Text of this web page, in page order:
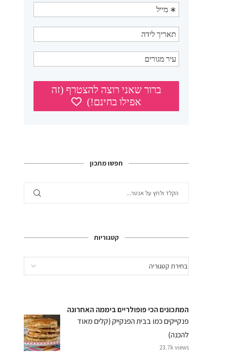
חפשו מתכון
קטגוריות
המתכונים הכי פופולריים ביממה האחרונה
פנקייקים כמו בבית הפנקייק (קלים מאוד
להכנה)
23.7k views